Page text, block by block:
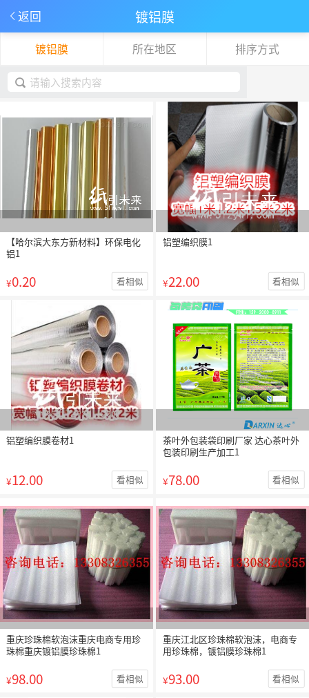
返回 镀铝膜
镀铝膜 所在地区 排序方式
下拉刷新
【哈尔滨大东方新材料】环保电化
铝1
¥0.20 看相似
铝塑编织膜1
¥22.00 看相似
铝塑编织膜卷材1
¥12.00 看相似
茶叶外包装袋印刷厂家 达心茶叶外
包装印刷生产加工1
¥78.00 看相似
重庆珍珠棉软泡沫重庆电商专用珍
珠棉重庆镀铝膜珍珠棉1
¥98.00 看相似
重庆江北区珍珠棉软泡沫，电商专
用珍珠棉，镀铝膜珍珠棉1
¥93.00 看相似